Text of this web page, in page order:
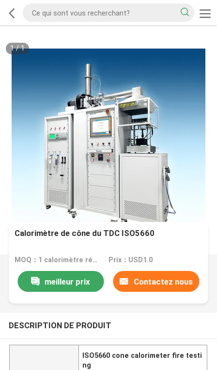
1/1
Calorimètre de cône du TDC ISO5660
MOQ：1 calorimètre réglé de cône Prix：USD1.0
meilleur prix Contactez nous
DESCRIPTION DE PRODUIT
ISO5660 cone calorimeter fire testi
ng